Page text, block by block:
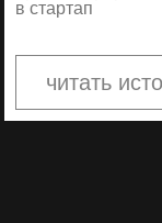
в стартап
читать